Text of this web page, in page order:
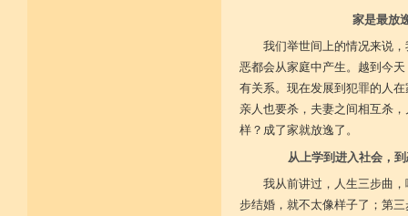
家是最放
我们举世间上的情况来说
恶都会从家庭中产生。越到今
有关系。现在发展到犯罪的人
亲人也要杀，夫妻之间相互杀
样？成了家就放逸了。
从上学到进入社会，
我从前讲过，人生三步曲
步结婚，就不太像样子了；第